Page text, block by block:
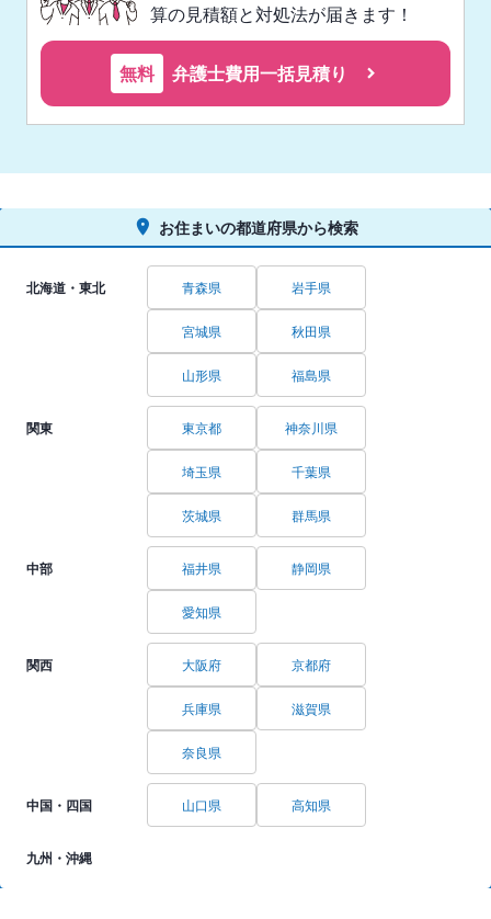
算の見積額と対処法が届きます！
無料 弁護士費用一括見積り
お住まいの都道府県から検索
北海道・東北 青森県 岩手県
宮城県 秋田県
山形県 福島県
関東 東京都 神奈川県
埼玉県 千葉県
茨城県 群馬県
中部 福井県 静岡県
愛知県
関西 大阪府 京都府
兵庫県 滋賀県
奈良県
中国・四国 山口県 高知県
九州・沖縄